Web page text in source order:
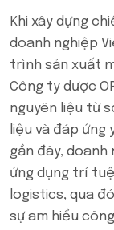
Khi xây dựng
doanh nghiệp
trình sản xuất
Công ty dược
nguyên liệu từ
liệu và đáp ứng
gần đây,
ứng dụng trí
logistics, qua
sự am hiểu